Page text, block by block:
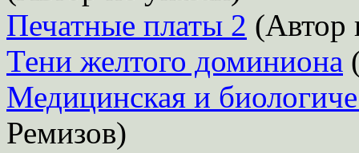
Печатные платы 2 (Автор
Тени желтого доминиона
Медицинская и
Ремизов)